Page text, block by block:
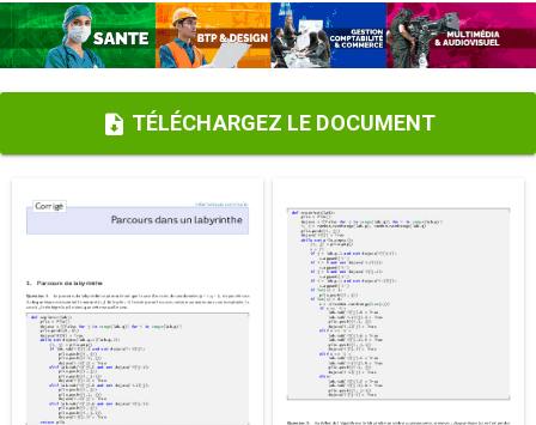
TÉLÉCHARGEZ LE DOCUMENT